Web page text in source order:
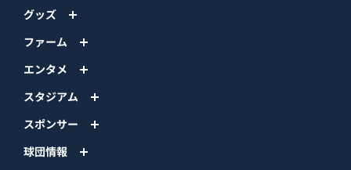
グッズ
ファーム
エンタメ
スタジアム
スポンサー
球団情報